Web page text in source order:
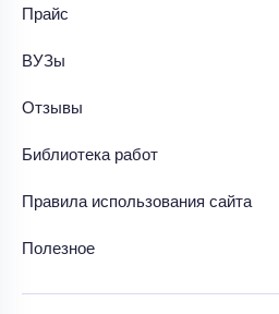
Прайс
ВУЗы
Отзывы
Библиотека работ
Правила использования сайта
Полезное